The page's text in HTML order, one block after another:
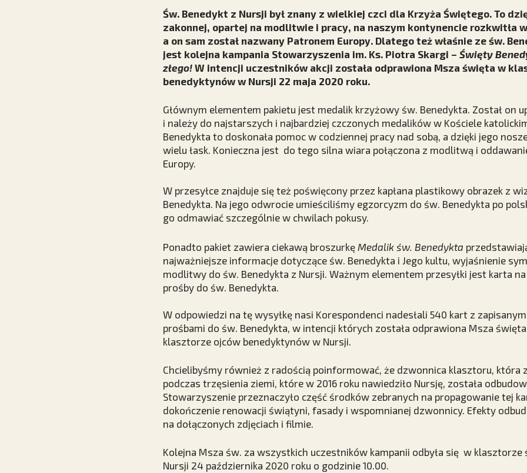
Św. Benedykt z Nursji był znany z wielkiej czci dla Krzyża Świętego. To
zakonnej, opartej na modlitwie i pracy, na naszym kontynencie rozkwitła
a on sam został nazwany Patronem Europy. Dlatego też właśnie ze św.
jest kolejna kampania Stowarzyszenia im. Ks. Piotra Skargi – Święty
złego! W intencji uczestników akcji została odprawiona Msza święta w
benedyktynów w Nursji 22 maja 2020 roku.
Głównym elementem pakietu jest medalik krzyżowy św. Benedykta. Został on
i należy do najstarszych i najbardziej czczonych medalików w Kościele
Benedykta to doskonała pomoc w codziennej pracy nad sobą, a dzięki jego
wielu łask. Konieczna jest do tego silna wiara połączona z modlitwą i
Europy.
W przesyłce znajduje się też poświęcony przez kapłana plastikowy obrazek z
Benedykta. Na jego odwrocie umieściliśmy egzorcyzm do św. Benedykta po
go odmawiać szczególnie w chwilach pokusy.
Ponadto pakiet zawiera ciekawą broszurkę Medalik św. Benedykta
najważniejsze informacje dotyczące św. Benedykta i Jego kultu, wyjaśnienie
modlitwy do św. Benedykta z Nursji. Ważnym elementem przesyłki jest karta
prośby do św. Benedykta.
W odpowiedzi na tę wysyłkę nasi Korespondenci nadesłali 540 kart z
prośbami do św. Benedykta, w intencji których została odprawiona Msza
klasztorze ojców benedyktynów w Nursji.
Chcielibyśmy również z radością poinformować, że dzwonnica klasztoru, która
podczas trzęsienia ziemi, które w 2016 roku nawiedziło Nursję, została
Stowarzyszenie przeznaczyło część środków zebranych na propagowanie tej
dokończenie renowacji świątyni, fasady i wspomnianej dzwonnicy. Efekty
na dołączonych zdjęciach i filmie.
Kolejna Msza św. za wszystkich uczestników kampanii odbyła się w klasztorze
Nursji 24 października 2020 roku o godzinie 10.00.